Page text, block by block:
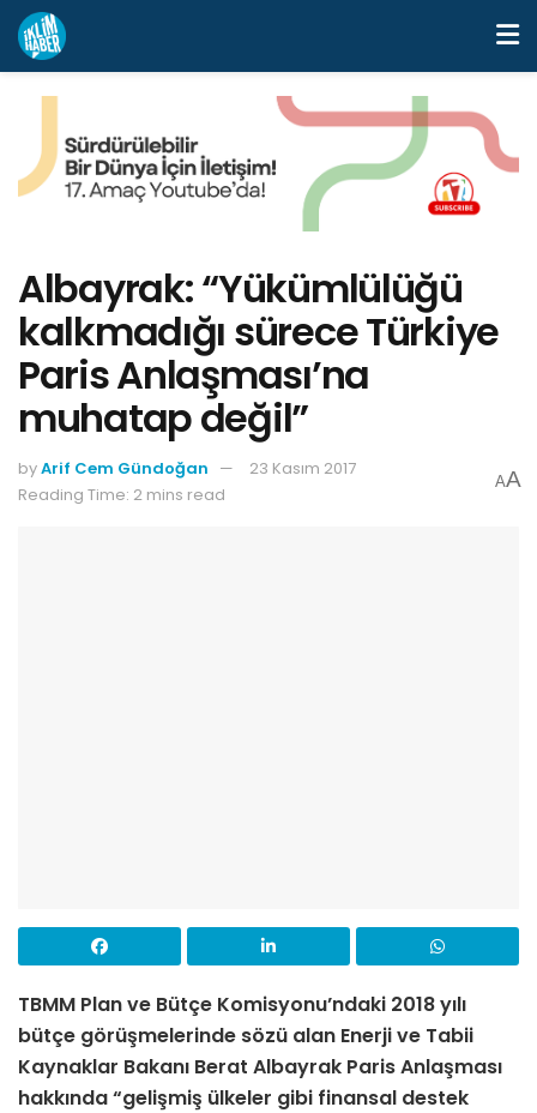
Albayrak: “Yükümlülüğü
kalkmadığı sürece Türkiye
Paris Anlaşması’na
muhatap değil”
byArif Cem Gündoğan
23 Kasım 2017
Reading Time: 2 mins read
AA
TBMM Plan ve Bütçe Komisyonu’ndaki 2018 yılı
bütçe görüşmelerinde sözü alan Enerji ve Tabii
Kaynaklar Bakanı Berat Albayrak Paris Anlaşması
hakkında “gelişmiş ülkeler gibi finansal destek